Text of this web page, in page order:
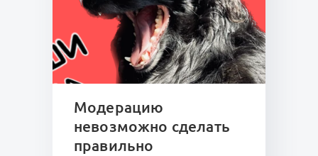
Модерацию
невозможно сделать
правильно